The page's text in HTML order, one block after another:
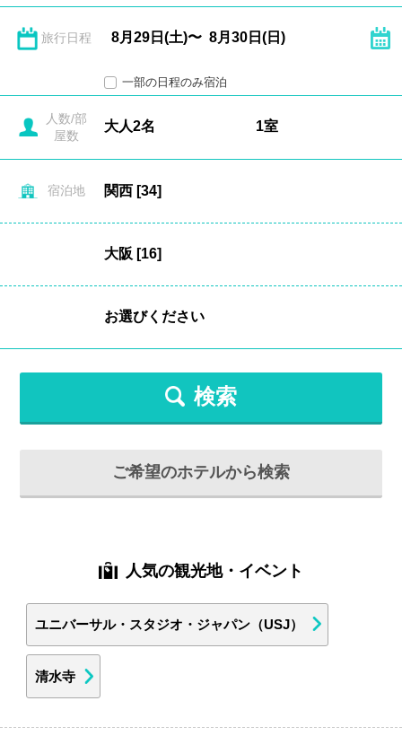
旅行日程
一部の日程のみ宿泊
人数/部
屋数
宿泊地
検索
ご希望のホテルから検索
人気の観光地・イベント
ユニバーサル・スタジオ・ジャパン（USJ）
清水寺